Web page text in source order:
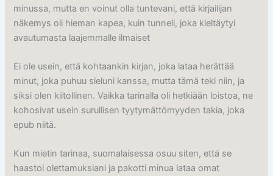
minussa, mutta en voinut olla tuntevani, että kirjailijan
näkemys oli hieman kapea, kuin tunneli, joka kieltäytyi
avautumasta laajemmalle ilmaiset
Ei ole usein, että kohtaankin kirjan, joka lataa herättää
minut, joka puhuu sieluni kanssa, mutta tämä teki niin, ja
siksi olen kiitollinen. Vaikka tarinalla oli hetkiään loistoa, ne
kohosivat usein surullisen tyytymättömyyden takia, joka
epub niitä.
Kun mietin tarinaa, suomalaisessa osuu siten, että se
haastoi olettamuksiani ja pakotti minua lataa omat